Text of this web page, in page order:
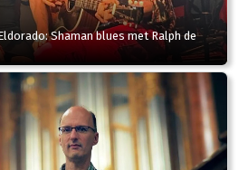
Shaman blues met Ralph de